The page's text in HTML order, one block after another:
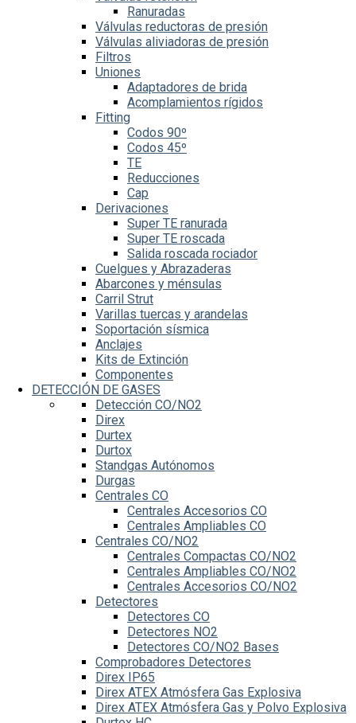
Ranuradas
Válvulas reductoras de presión
Válvulas aliviadoras de presión
Filtros
Uniones
Adaptadores de brida
Acomplamientos rígidos
Fitting
Codos 90º
Codos 45º
TE
Reducciones
Cap
Derivaciones
Super TE ranurada
Super TE roscada
Salida roscada rociador
Cuelgues y Abrazaderas
Abarcones y ménsulas
Carril Strut
Varillas tuercas y arandelas
Soportación sísmica
Anclajes
Kits de Extinción
Componentes
DETECCIÓN DE GASES
Detección CO/NO2
Direx
Durtex
Durtox
Standgas Autónomos
Durgas
Centrales CO
Centrales Accesorios CO
Centrales Ampliables CO
Centrales CO/NO2
Centrales Compactas CO/NO2
Centrales Ampliables CO/NO2
Centrales Accesorios CO/NO2
Detectores
Detectores CO
Detectores NO2
Detectores CO/NO2 Bases
Comprobadores Detectores
Direx IP65
Direx ATEX Atmósfera Gas Explosiva
Direx ATEX Atmósfera Gas y Polvo Explosiva